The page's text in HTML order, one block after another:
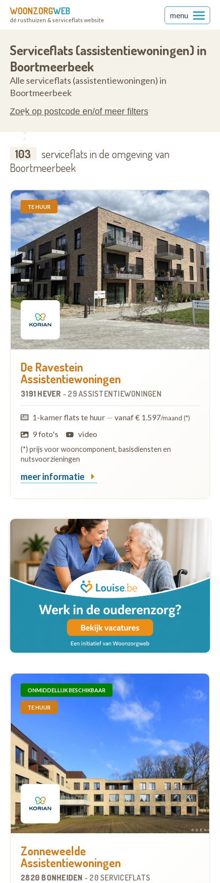
WOONZORGWEB
dé rusthuizen & serviceflats website
menu
Serviceflats (assistentiewoningen) in
Boortmeerbeek
Alle serviceflats (assistentiewoningen) in
Boortmeerbeek
Zoek op postcode en/of meer filters
103
serviceflats in de omgeving van
Boortmeerbeek
TE HUUR
De Ravestein
Assistentiewoningen
3191 HEVER - 29 ASSISTENTIEWONINGEN
1-kamer flats te huur — vanaf € 1.597/maand (*)
9 foto's video
(*) prijs voor wooncomponent, basisdiensten en
nutsvoorzieningen
meer informatie
ONMIDDELLIJK BESCHIKBAAR
TE HUUR
Zonneweelde
Assistentiewoningen
2820 BONHEIDEN - 20 SERVICEFLATS